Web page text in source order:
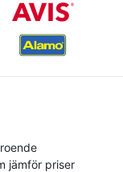
jämför priser